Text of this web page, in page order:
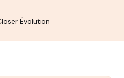
Évolution